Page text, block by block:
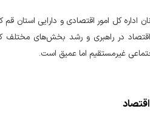
اداره کل امور اقتصادی و دارایی استان
در راهبری و رشد بخش‌های مختلف
غیرمستقیم اما عمیق است.